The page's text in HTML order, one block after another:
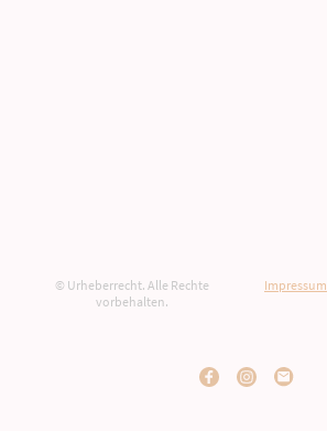
© Urheberrecht. Alle Rechte
vorbehalten.
Impressum